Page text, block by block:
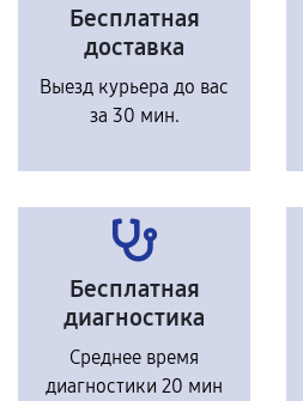
Бесплатная
доставка
Выезд курьера до вас
за 30 мин.
Бесплатная
диагностика
Среднее время
диагностики 20 мин